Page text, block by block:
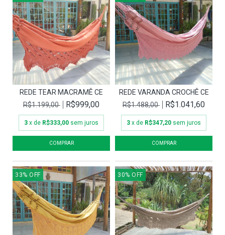
REDE TEAR MACRAMÊ CE
R$1.199,00
R$999,00
3 x de R$333,00 sem juros
REDE VARANDA CROCHÊ CE
R$1.488,00
R$1.041,60
3 x de R$347,20 sem juros
33% OFF 30% OFF